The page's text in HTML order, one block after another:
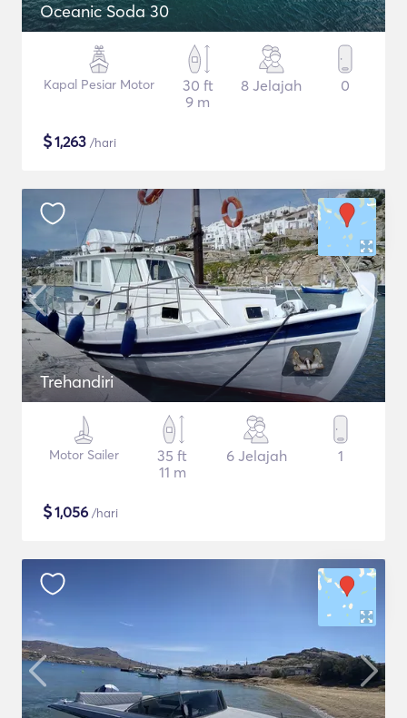
Oceanic Soda 30
Kapal Pesiar Motor
30 ft
9 m
8 Jelajah 0
$1,263 /hari
Trehandiri
Motor Sailer
35 ft
11 m
6 Jelajah 1
$1,056 /hari